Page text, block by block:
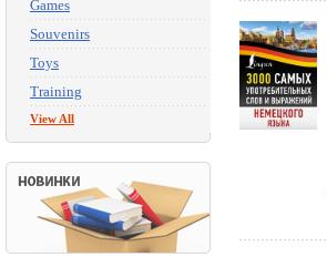
Games
Souvenirs
Toys
Training
View All